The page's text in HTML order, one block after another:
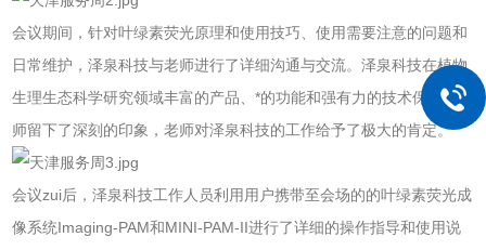
会议期间，针对叶绿素荧光原理和使用技巧、使用需要注意的问题和
日常维护，泽泉科技与老师进行了详细沟通与交流。泽泉科技在植物
生理生态科学研究领域丰富的产品、*的功能和强有力的技术保障给老
师留下了深刻的印象，老师对泽泉科技的工作给予了极大的肯定。
会议zui后，泽泉科技工作人员利用用户携带至会场的的叶绿素荧光成
像系统Imaging-PAM和MINI-PAM-II进行了详细的操作指导和使用说